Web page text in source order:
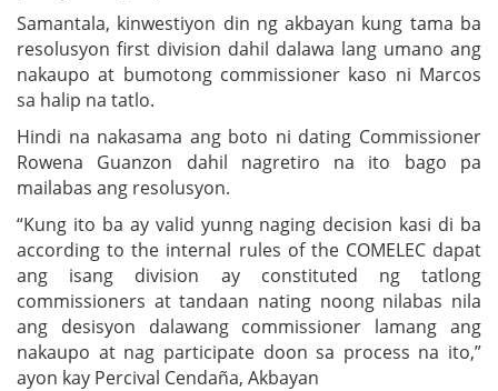
Samantala, kinwestiyon din ng akbayan kung tama ba
resolusyon first division dahil dalawa lang umano ang
nakaupo at bumotong commissioner kaso ni Marcos
sa halip na tatlo.
Hindi na nakasama ang boto ni dating Commissioner
Rowena Guanzon dahil nagretiro na ito bago pa
mailabas ang resolusyon.
“Kung ito ba ay valid yunng naging decision kasi di ba
according to the internal rules of the COMELEC dapat
ang isang division ay constituted ng tatlong
commissioners at tandaan nating noong nilabas nila
ang desisyon dalawang commissioner lamang ang
nakaupo at nag participate doon sa process na ito,”
ayon kay Percival Cendaña, Akbayan